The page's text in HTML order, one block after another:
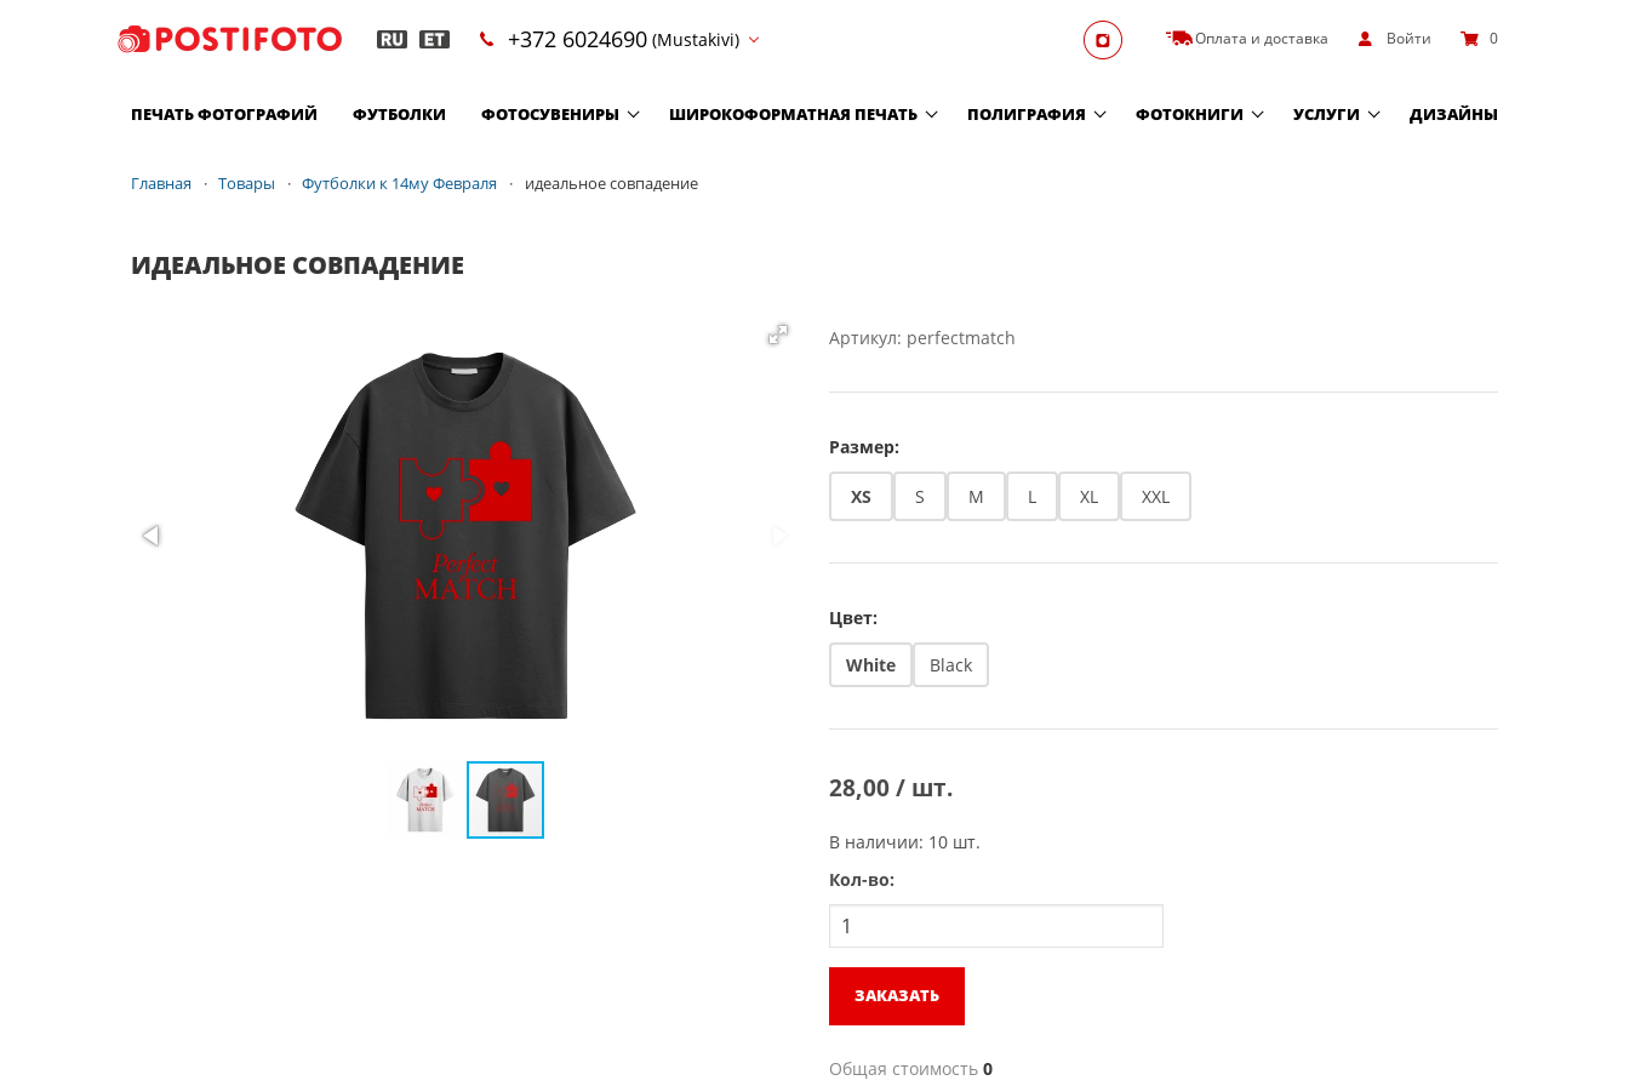
+372 6024690 (Mustakivi) Оплата и доставка Войти 0
ПЕЧАТЬ ФОТОГРАФИЙ ФУТБОЛКИ ФОТОСУВЕНИРЫ ШИРОКОФОРМАТНАЯ ПЕЧАТЬ ПОЛИГРАФИЯ ФОТОКНИГИ УСЛУГИ ДИЗАЙНЫ
Главная Товары Футболки к 14му Февраля идеальное совпадение
ИДЕАЛЬНОЕ СОВПАДЕНИЕ
Артикул: perfectmatch
Размер:
XS S M L XL XXL
Цвет:
White Black
28,00 / шт.
В наличии: 10 шт.
Кол-во:
ЗАКАЗАТЬ
Общая стоимость 0